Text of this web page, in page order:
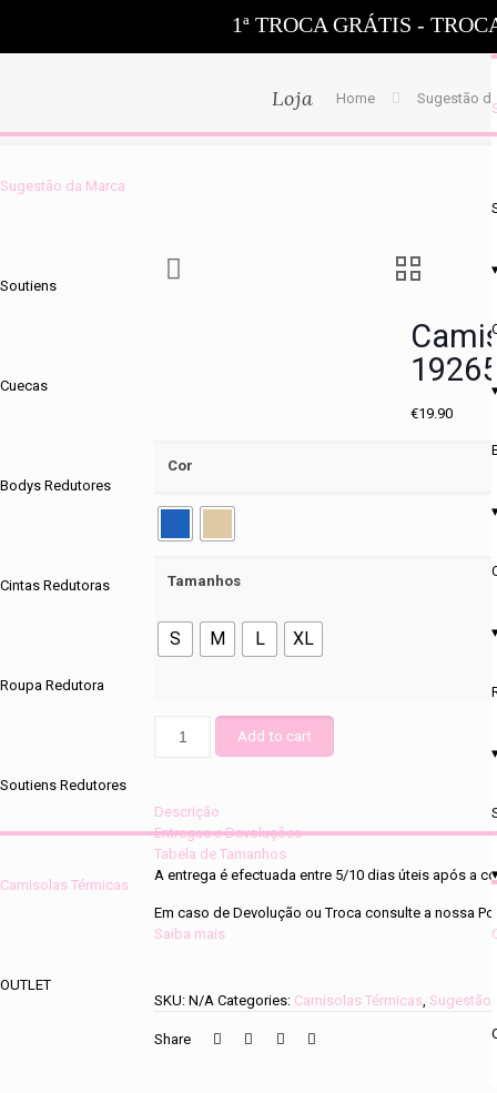
1ª TROCA GRÁTIS -
Sugestão da Marca
Soutiens
Cuecas
Bodys Redutores
Cintas Redutoras
Roupa Redutora
Soutiens Redutores
Camisolas Térmicas
OUTLET
Loja Home Sugestão
€19.90
Cor
Tamanhos
S M L XL
Interior
Add to cart
Descrição
Entregas e Devoluções
Tabela de Tamanhos
A entrega é efectuada entre 5/10 dias úteis após a
Em caso de Devolução ou Troca consulte a nossa
Saiba mais
SKU:N/A Categories: Camisolas Térmicas,Sugestão
Share